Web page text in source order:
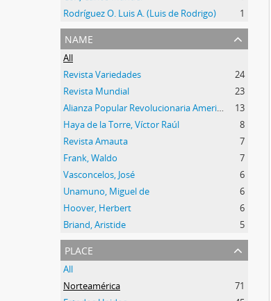
Rodríguez O. Luis A. (Luis de Rodrigo)
1
name
All
Revista Variedades
24
Revista Mundial
23
Alianza Popular Revolucionaria Americana (APRA)
13
Haya de la Torre, Víctor Raúl
8
Revista Amauta
7
Frank, Waldo
7
Vasconcelos, José
6
Unamuno, Miguel de
6
Hoover, Herbert
6
Briand, Aristide
5
place
All
Norteamérica
71